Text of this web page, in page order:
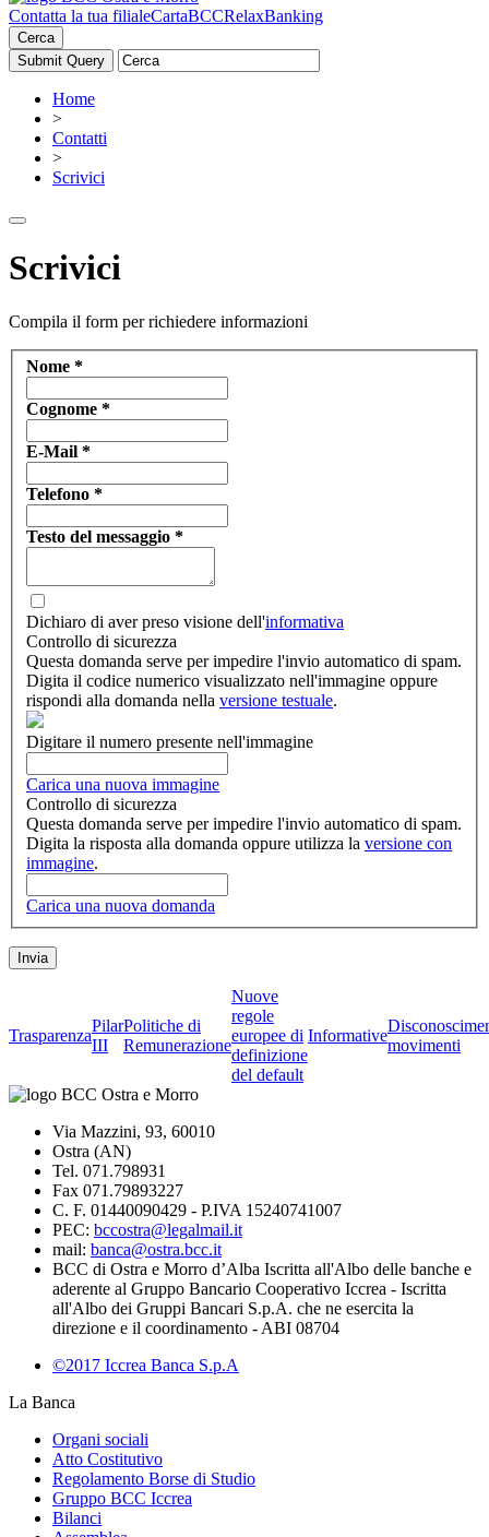
Contatta la tua filialeCartaBCCRelaxBanking
Cerca
Home
>
Contatti
>
Scrivici
Scrivici
Compila il form per richiedere informazioni
Nome *
Cognome *
E-Mail *
Telefono *
Testo del messaggio *
Dichiaro di aver preso visione dell'informativa
Controllo di sicurezza
Questa domanda serve per impedire l'invio automatico di spam.
Digita il codice numerico visualizzato nell'immagine oppure
rispondi alla domanda nella versione testuale.
Digitare il numero presente nell'immagine
Carica una nuova immagine
Controllo di sicurezza
Questa domanda serve per impedire l'invio automatico di spam.
Digita la risposta alla domanda oppure utilizza la versione con
immagine.
Carica una nuova domanda
Trasparenza
Pilar
III
Politiche di
Remunerazione
Nuove
regole
europee di
definizione
del default
Informative
movimenti
Via Mazzini, 93, 60010
Ostra (AN)
Tel. 071.798931
Fax 071.79893227
C. F. 01440090429 - P.IVA 15240741007
PEC: bccostra@legalmail.it
mail: banca@ostra.bcc.it
BCC di Ostra e Morro d’Alba Iscritta all'Albo delle banche e
aderente al Gruppo Bancario Cooperativo Iccrea - Iscritta
all'Albo dei Gruppi Bancari S.p.A. che ne esercita la
direzione e il coordinamento - ABI 08704
©2017 Iccrea Banca S.p.A
La Banca
Organi sociali
Atto Costitutivo
Regolamento Borse di Studio
Gruppo BCC Iccrea
Bilanci